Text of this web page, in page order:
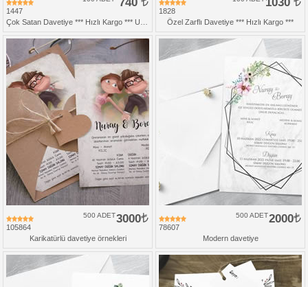
1447 1828
Özel Zarflı Davetiye *** Hızlı Kargo ***
105864
3000
500 ADET
Karikatürlü davetiye örnekleri
78607
2000
500 ADET
Modern davetiye